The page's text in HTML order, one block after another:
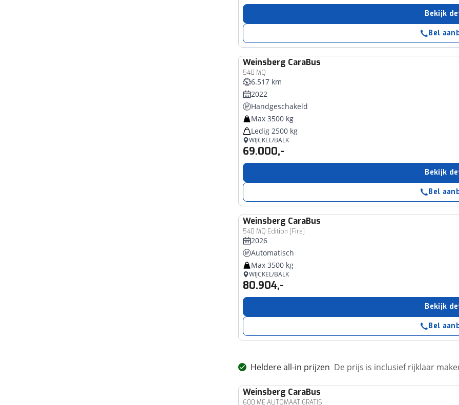
Bekijk
Bel
Weinsberg CaraBus
540 MQ
6.517 km
2022
Handgeschakeld
Max 3500 kg
Ledig 2500 kg
WIJCKEL/BALK
69.000,-
Bekijk
Bel
Weinsberg CaraBus
540 MQ Edition [Fire]
2026
Automatisch
Max 3500 kg
WIJCKEL/BALK
80.904,-
Bekijk
Bel
Heldere all-in prijzen De prijs is inclusief rijklaar
Weinsberg CaraBus
600 ME AUTOMAAT GRATIS